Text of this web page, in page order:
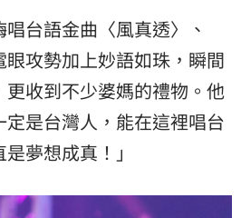
台語金曲〈風真透〉、
眼攻勢加上妙語如珠，瞬間
收到不少婆媽的禮物。他
是台灣人，能在這裡唱台
夢想成真！」